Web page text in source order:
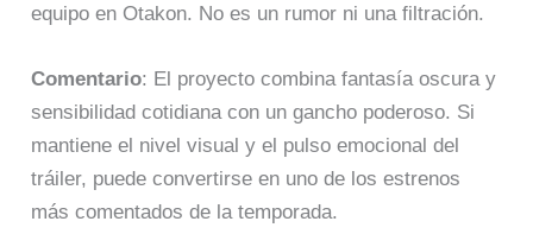
equipo en Otakon. No es un rumor ni una filtración.
Comentario: El proyecto combina fantasía oscura y
sensibilidad cotidiana con un gancho poderoso. Si
mantiene el nivel visual y el pulso emocional del
tráiler, puede convertirse en uno de los estrenos
más comentados de la temporada.